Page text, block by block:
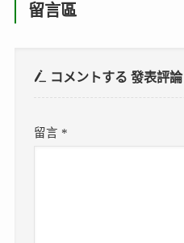
留言區
コメントする發表評論
留言 *